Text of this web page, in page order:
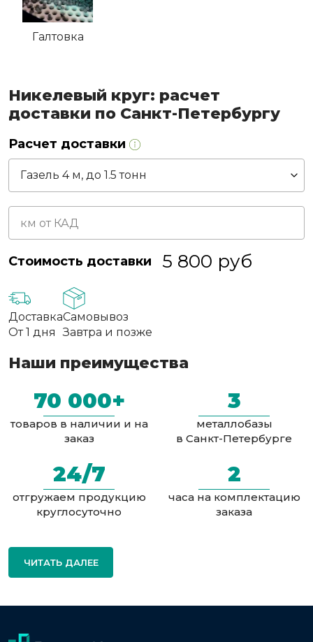
Галтовка
Никелевый круг: расчет
доставки по Санкт-Петербургу
Расчет доставки
Стоимость доставки 5 800 руб
Доставка
От 1 дня
Самовывоз
Завтра и позже
Наши преимущества
70 000+
товаров в наличии и на
заказ
3
металлобазы
в Санкт-Петербурге
24/7
отгружаем продукцию
круглосуточно
2
часа на комплектацию
заказа
ЧИТАТЬ ДАЛЕЕ